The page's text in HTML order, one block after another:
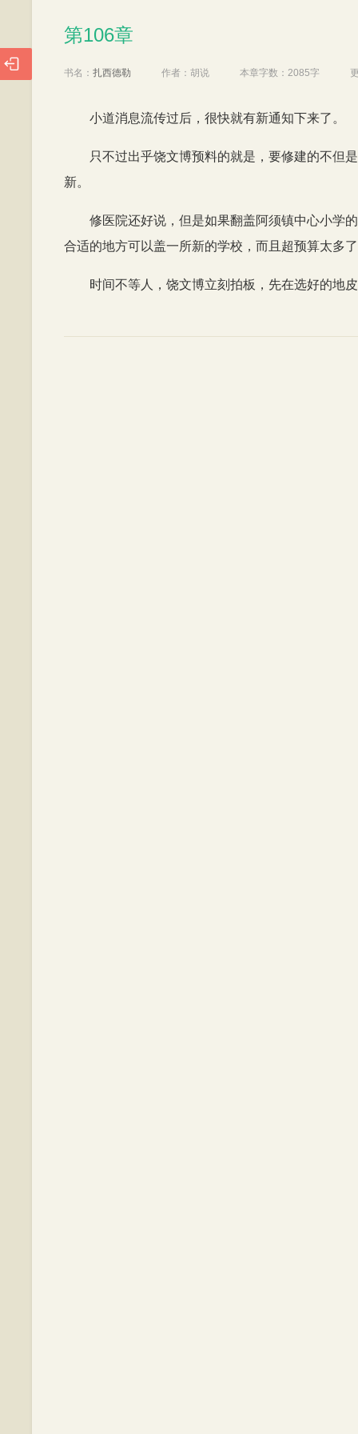
第106章
书名： 扎西德勒 作者： 胡说 本章字数： 2085字
小道消息流传过后，很快就有新通知下来了。
只不过出乎饶文博预料的就是，要修建的不但
新。
修医院还好说，但是如果翻盖阿须镇中心小学
合适的地方可以盖一所新的学校，而且超预算太多
时间不等人，饶文博立刻拍板，先在选好的地
